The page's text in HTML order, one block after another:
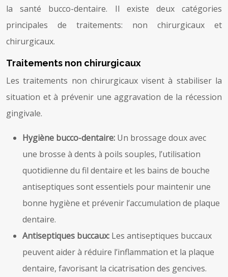
la santé bucco-dentaire. Il existe deux catégories
principales de traitements: non chirurgicaux et
chirurgicaux.
Traitements non chirurgicaux
Les traitements non chirurgicaux visent à stabiliser la
situation et à prévenir une aggravation de la récession
gingivale.
Hygiène bucco-dentaire: Un brossage doux avec
une brosse à dents à poils souples, l’utilisation
quotidienne du fil dentaire et les bains de bouche
antiseptiques sont essentiels pour maintenir une
bonne hygiène et prévenir l’accumulation de plaque
dentaire.
Antiseptiques buccaux: Les antiseptiques buccaux
peuvent aider à réduire l’inflammation et la plaque
dentaire, favorisant la cicatrisation des gencives.